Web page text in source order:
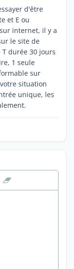
d'être
et E ou
internet, il y a
le site de
durée 30 jours
1 seule
sur
situation
unique, les